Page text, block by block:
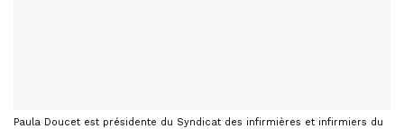
Paula Doucet est présidente du Syndicat des infirmières et infirmiers du